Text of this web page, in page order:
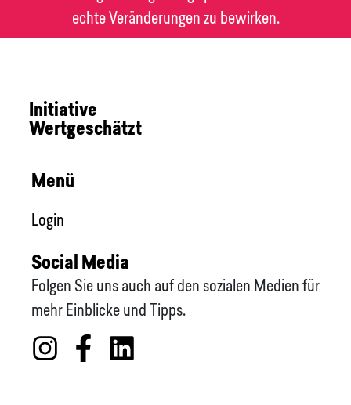
echte Veränderungen zu bewirken.
Initiative
Wertgeschätzt
Menü
Login
Social Media
Folgen Sie uns auch auf den sozialen Medien für
mehr Einblicke und Tipps.